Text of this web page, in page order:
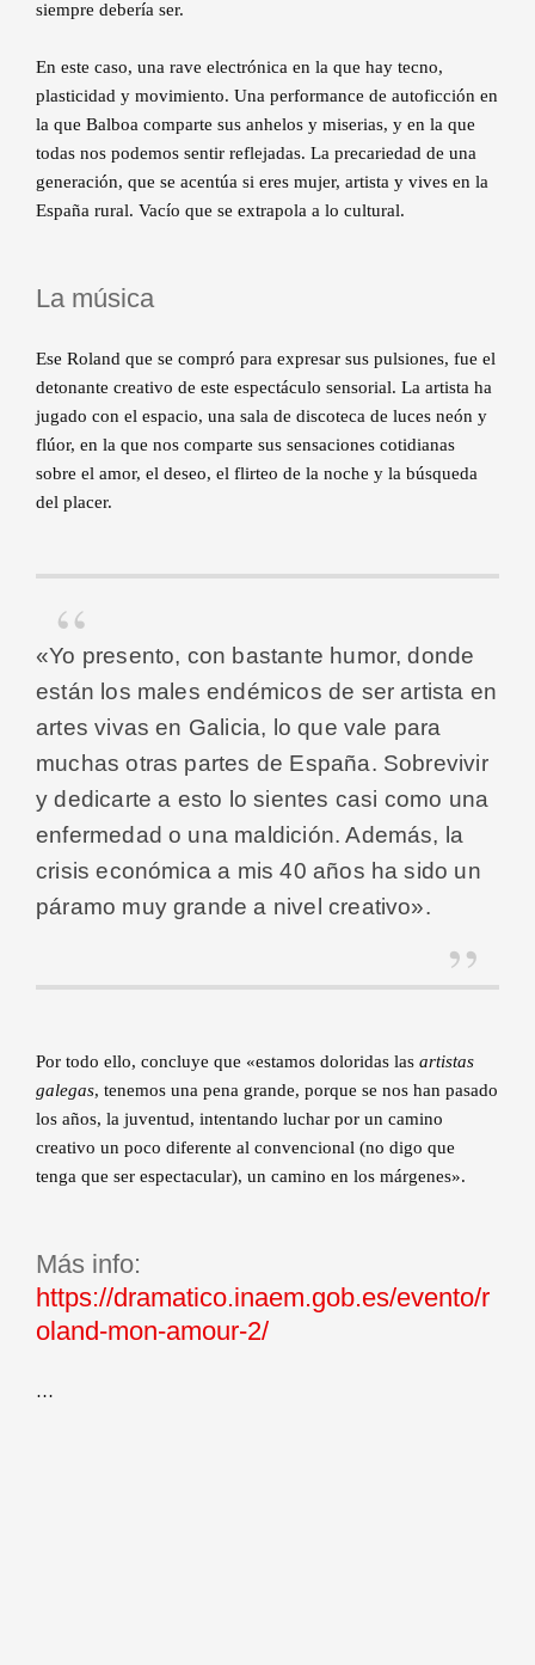
siempre debería ser.
En este caso, una rave electrónica en la que hay tecno,
plasticidad y movimiento. Una performance de autoficción en
la que Balboa comparte sus anhelos y miserias, y en la que
todas nos podemos sentir reflejadas. La precariedad de una
generación, que se acentúa si eres mujer, artista y vives en la
España rural. Vacío que se extrapola a lo cultural.
La música
Ese Roland que se compró para expresar sus pulsiones, fue el
detonante creativo de este espectáculo sensorial. La artista ha
jugado con el espacio, una sala de discoteca de luces neón y
flúor, en la que nos comparte sus sensaciones cotidianas
sobre el amor, el deseo, el flirteo de la noche y la búsqueda
del placer.
«Yo presento, con bastante humor, donde
están los males endémicos de ser artista en
artes vivas en Galicia, lo que vale para
muchas otras partes de España. Sobrevivir
y dedicarte a esto lo sientes casi como una
enfermedad o una maldición. Además, la
crisis económica a mis 40 años ha sido un
páramo muy grande a nivel creativo».
Por todo ello, concluye que «estamos doloridas las artistas
galegas, tenemos una pena grande, porque se nos han pasado
los años, la juventud, intentando luchar por un camino
creativo un poco diferente al convencional (no digo que
tenga que ser espectacular), un camino en los márgenes».
Más info:
https://dramatico.inaem.gob.es/evento/r
oland-mon-amour-2/
…